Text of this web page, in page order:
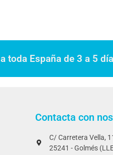
toda España de 3 a 5
Contacta con
C/ Carretera Vella,
25241 - Golmés